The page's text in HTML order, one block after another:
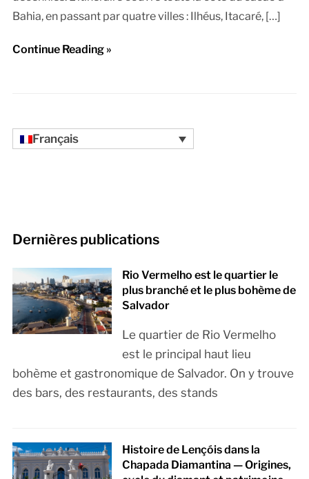
Bahia, en passant par quatre villes : Ilhéus, Itacaré, […]
Continue Reading »
Français
Dernières publications
Rio Vermelho est le quartier le
plus branché et le plus bohème de
Salvador
Le quartier de Rio Vermelho
est le principal haut lieu
bohème et gastronomique de Salvador. On y trouve
des bars, des restaurants, des stands
Histoire de Lençóis dans la
Chapada Diamantina — Origines,